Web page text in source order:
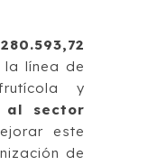
280.593,72
la línea de
y
al sector
este
de